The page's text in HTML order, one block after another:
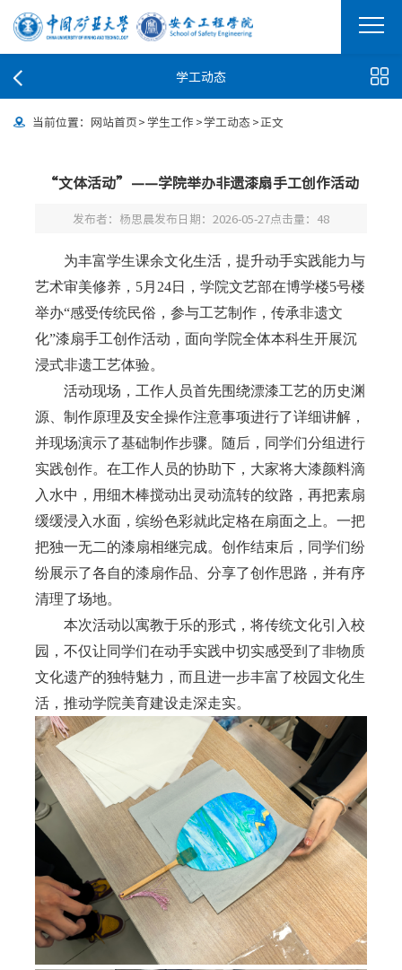
学工动态
当前位置： 网站首页>学生工作 >学工动态 >正文
“文体活动”——学院举办非遗漆扇手工创作活动
发布者：杨思晨发布日期：2026-05-27点击量： 48
为丰富学生课余文化生活，提升动手实践能力与
艺术审美修养，5月24日，学院文艺部在博学楼5号楼
举办“感受传统民俗，参与工艺制作，传承非遗文
化”漆扇手工创作活动，面向学院全体本科生开展沉
浸式非遗工艺体验。
活动现场，工作人员首先围绕漂漆工艺的历史渊
源、制作原理及安全操作注意事项进行了详细讲解，
并现场演示了基础制作步骤。随后，同学们分组进行
实践创作。在工作人员的协助下，大家将大漆颜料滴
入水中，用细木棒搅动出灵动流转的纹路，再把素扇
缓缓浸入水面，缤纷色彩就此定格在扇面之上。一把
把独一无二的漆扇相继完成。创作结束后，同学们纷
纷展示了各自的漆扇作品、分享了创作思路，并有序
清理了场地。
本次活动以寓教于乐的形式，将传统文化引入校
园，不仅让同学们在动手实践中切实感受到了非物质
文化遗产的独特魅力，而且进一步丰富了校园文化生
活，推动学院美育建设走深走实。